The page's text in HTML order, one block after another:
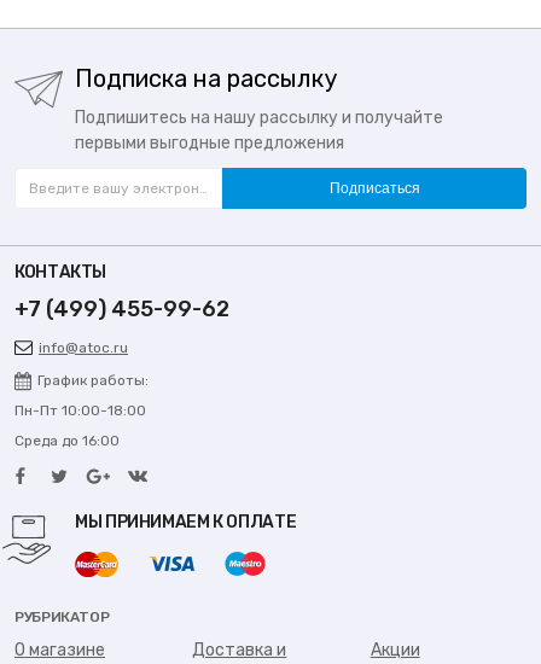
Подписка на рассылку
Подпишитесь на нашу рассылку и получайте
первыми выгодные предложения
Подписаться
КОНТАКТЫ
+7 (499) 455-99-62
info@atoc.ru
График работы:
Пн-Пт 10:00-18:00
Среда до 16:00
МЫ ПРИНИМАЕМ К ОПЛАТЕ
РУБРИКАТОР
О магазине Доставка и Акции